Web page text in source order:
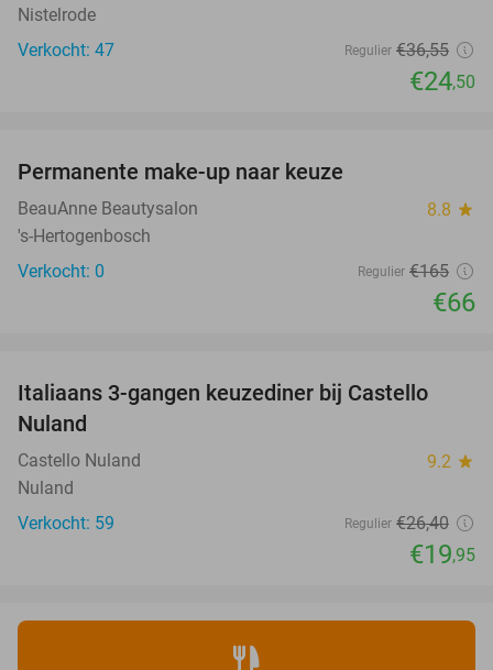
Nistelrode
Verkocht: 47
Regulier €36,55
€24,50
TODAY
Permanente make-up naar keuze
BeauAnne Beautysalon 8.8 star
's-Hertogenbosch
Verkocht: 0
Regulier €165
€66
24%
Italiaans 3-gangen keuzediner bij Castello
Nuland
Castello Nuland 9.2 star
Nuland
Verkocht: 59
Regulier €26,40
€19,95